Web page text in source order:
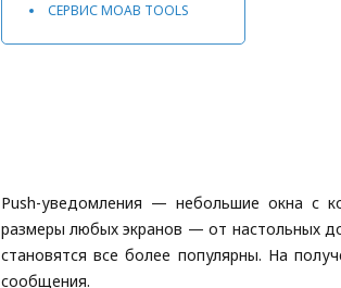
СЕРВИС MOAB TOOLS
Push-уведомления — небольшие окна с
размеры любых экранов — от настольных
становятся все более популярны. На
сообщения.